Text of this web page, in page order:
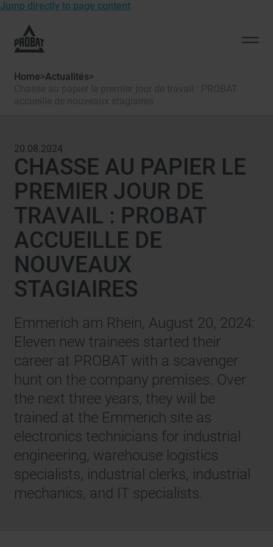
Jump directly to page content
homepage
Probat
Home>Actualités>
20.08.2024
CHASSE AU PAPIER LE
PREMIER JOUR DE
TRAVAIL : PROBAT
ACCUEILLE DE
NOUVEAUX
STAGIAIRES
Emmerich am Rhein, August 20, 2024:
Eleven new trainees started their
career at PROBAT with a scavenger
hunt on the company premises. Over
the next three years, they will be
trained at the Emmerich site as
electronics technicians for industrial
engineering, warehouse logistics
specialists, industrial clerks, industrial
mechanics, and IT specialists.